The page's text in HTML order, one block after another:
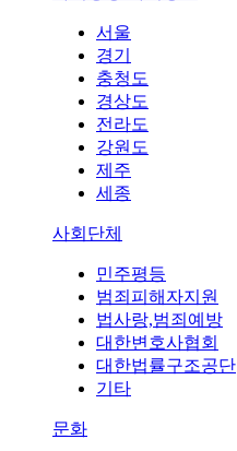
서울
경기
충청도
경상도
전라도
강원도
제주
세종
사회단체
민주평등
범죄피해자지원
법사랑,범죄예방
대한변호사협회
대한법률구조공단
기타
문화